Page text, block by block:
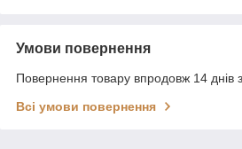
Умови повернення
Повернення товару впродовж 14 днів
Всі умови повернення